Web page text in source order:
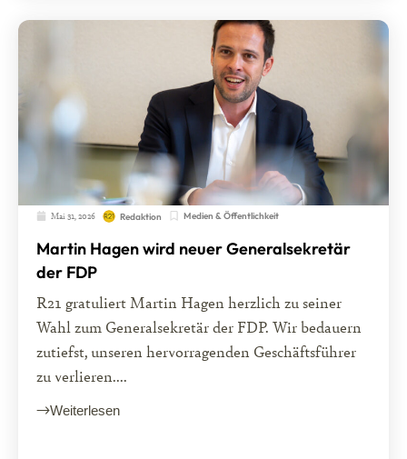
Mai 31, 2026 Redaktion Medien & Öffentlichkeit
Martin Hagen wird neuer Generalsekretär
der FDP
R21 gratuliert Martin Hagen herzlich zu seiner
Wahl zum Generalsekretär der FDP. Wir bedauern
zutiefst, unseren hervorragenden Geschäftsführer
zu verlieren....
Weiterlesen